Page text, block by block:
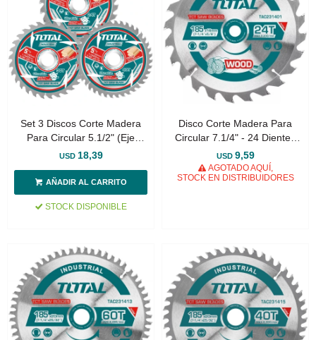
Set 3 Discos Corte Madera
Para Circular 5.1/2" (Eje
20mm)
USD 18,39
STOCK DISPONIBLE
Disco Corte Madera Para
Circular 7.1/4" - 24 Dientes
(Eje 16mm)
USD 9,59
AGOTADO AQUÍ,
STOCK EN DISTRIBUIDORES